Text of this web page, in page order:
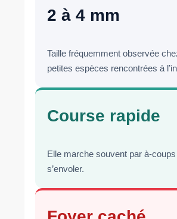
2 à 4 mm
Taille fréquemment observée
petites espèces rencontrées à
Course rapide
Elle marche souvent par à-
s’envoler.